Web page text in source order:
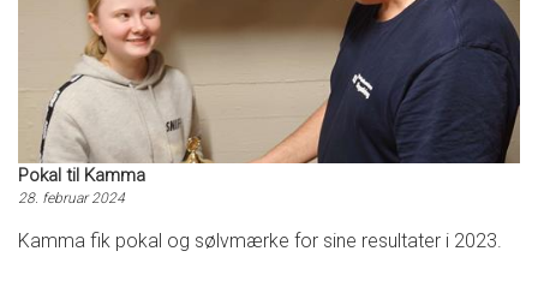
Pokal til Kamma
28. februar 2024
Kamma fik pokal og sølvmærke for sine resultater i 2023.